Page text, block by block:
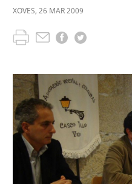
XOVES, 26 MAR2009